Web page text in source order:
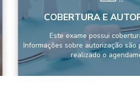
COBERTURA E
Este exame possui
Informações sobre autorização são
realizado o